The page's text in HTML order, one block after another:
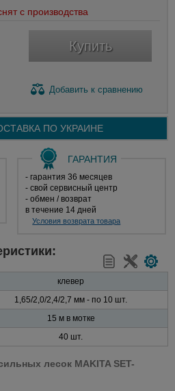
с производства
Купить
Добавить к сравнению
ПО УКРАИНЕ
ГАРАНТИЯ
- гарантия 36 месяцев
- свой сервисный центр
- обмен / возврат
в течение 14 дней
Условия возврата товара
клевер
1,65/2,0/2,4/2,7 мм - по 10 шт.
15 м в мотке
40 шт.
лесок MAKITA SET-